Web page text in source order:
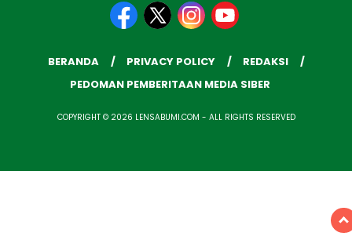
BERANDA PRIVACY POLICY
REDAKSI
PEDOMAN PEMBERITAAN MEDIA SIBER
COPYRIGHT © 2026 LENSABUMI.COM - ALL RIGHTS RESERVED